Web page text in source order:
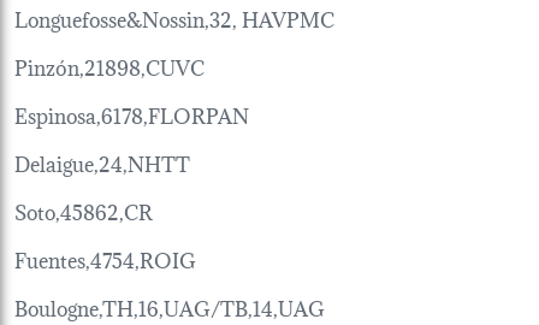
Longuefosse&Nossin,32, HAVPMC
Pinzón,21898,CUVC
Espinosa,6178,FLORPAN
Delaigue,24,NHTT
Soto,45862,CR
Fuentes,4754,ROIG
Boulogne,TH,16,UAG/TB,14,UAG